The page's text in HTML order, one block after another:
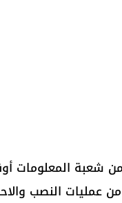
بقيامه بالعديد من عمليات